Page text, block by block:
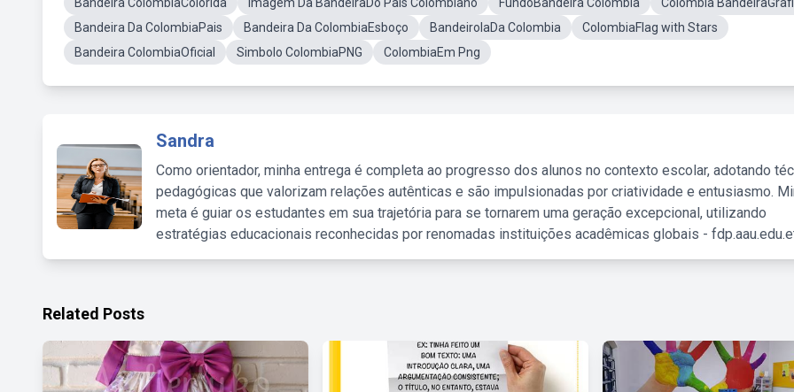
Bandeira Da ColombiaPais
Bandeira Da ColombiaEsboço BandeirolaDa Colombia
ColombiaFlag with Stars
Bandeira ColombiaOficial
Simbolo ColombiaPNG ColombiaEm Png
Sandra
Como orientador, minha entrega é completa ao progresso dos alunos no contexto escolar, adotando
pedagógicas que valorizam relações autênticas e são impulsionadas por criatividade e entusiasmo.
meta é guiar os estudantes em sua trajetória para se tornarem uma geração excepcional, utilizando
estratégias educacionais reconhecidas por renomadas instituições acadêmicas globais -
Related Posts